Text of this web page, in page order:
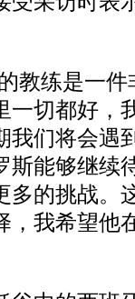
练是一件
一切都好，
我们将会遇
斯能够继续
多的挑战。
，我希望他